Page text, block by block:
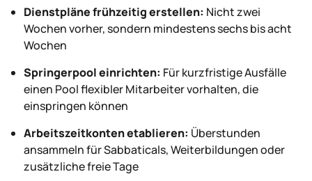
Dienstpläne frühzeitig erstellen: Nicht zwei
Wochen vorher, sondern mindestens sechs bis acht
Wochen
Springerpool einrichten: Für kurzfristige Ausfälle
einen Pool flexibler Mitarbeiter vorhalten, die
einspringen können
Arbeitszeitkonten etablieren: Überstunden
ansammeln für Sabbaticals, Weiterbildungen oder
zusätzliche freie Tage